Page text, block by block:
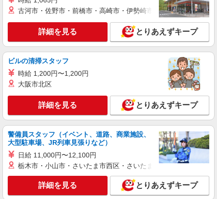
※当社規定あり
東京都港区／最寄駅：新橋駅
キープ 詳細を見る
派遣社員
パーソルエクセルHRパートナーズ株式会社
オンラインショップのカスタマーサポート
時給1,750円〜1,850円（経験・能力による）
※当社規定あり
東京都港区／最寄駅：新橋駅
キープ 詳細を見る
派遣社員
オンラインショップのカスタマーサポート
時給1,750円〜1,850円（経験・能力による）
古河市・佐野市・前橋市・高崎市・伊勢崎市・太田市・館林市
詳細を見る とりあえずキープ
ビルの清掃スタッフ
時給 1,200円〜1,200円
大阪市北区
詳細を見る とりあえずキープ
警備員スタッフ（イベント、道路、商業施設、
大型駐車場、JR列車見張りなど）
日給 11,000円〜12,100円
栃木市・小山市・さいたま市西区・さいたま市岩槻区・久喜市・
詳細を見る とりあえずキープ